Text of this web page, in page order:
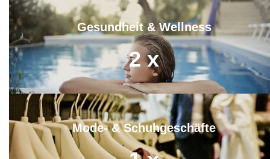
Gesundheit & Wellness
2 x
Mode- & Schuhgeschäfte